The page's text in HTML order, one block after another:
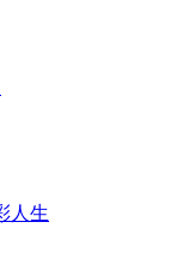
人生